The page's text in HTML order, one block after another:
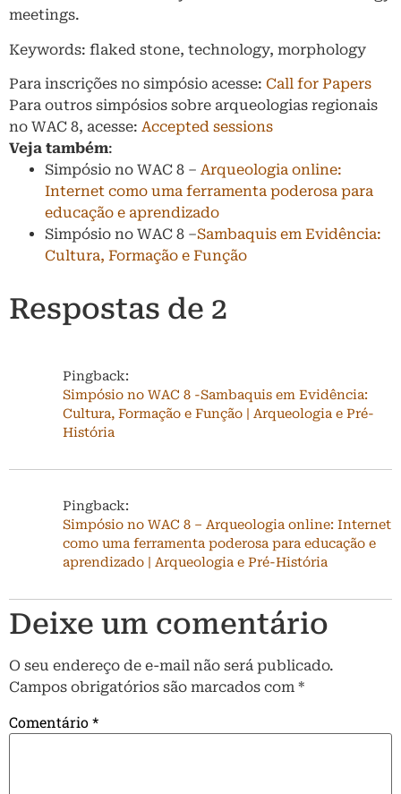
meetings.
Keywords: flaked stone, technology, morphology
Para inscrições no simpósio acesse: Call for Papers
Para outros simpósios sobre arqueologias regionais
no WAC 8, acesse: Accepted sessions
Veja também:
Simpósio no WAC 8 – Arqueologia online:
Internet como uma ferramenta poderosa para
educação e aprendizado
Simpósio no WAC 8 –Sambaquis em Evidência:
Cultura, Formação e Função
Respostas de 2
Pingback:
Simpósio no WAC 8 -Sambaquis em Evidência:
Cultura, Formação e Função | Arqueologia e Pré-
História
Pingback:
Simpósio no WAC 8 – Arqueologia online: Internet
como uma ferramenta poderosa para educação e
aprendizado | Arqueologia e Pré-História
Deixe um comentário
O seu endereço de e-mail não será publicado.
Campos obrigatórios são marcados com *
Comentário*